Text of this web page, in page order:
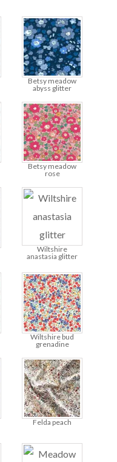
Betsy meadow
abyss glitter
Betsy meadow
rose
Wiltshire
anastasia glitter
Wiltshire bud
grenadine
Felda peach